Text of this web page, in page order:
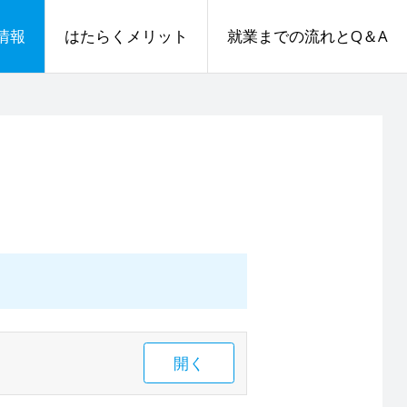
報 はたらくメリット 就業までの流れとQ＆A
開く